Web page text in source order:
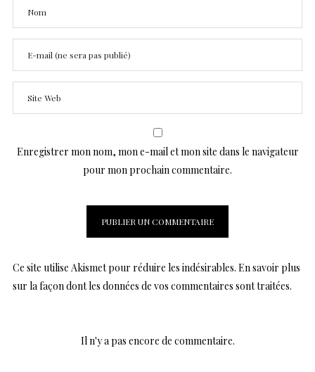
Enregistrer mon nom, mon e-mail et mon site dans le navigateur
pour mon prochain commentaire.
Ce site utilise Akismet pour réduire les indésirables. En savoir plus
sur la façon dont les données de vos commentaires sont traitées.
Il n'y a pas encore de commentaire.